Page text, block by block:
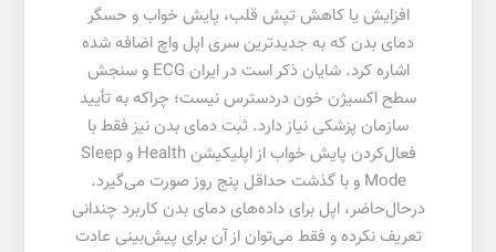
افزایش یا کاهش تپش قلب، پایش خواب و حسگر
دمای بدن که به‌ جدیدترین سری اپل واچ اضافه شده
اشاره کرد. شایان ذکر است در ایران ECG و سنجش
سطح اکسیژن خون دردسترس نیست؛ چراکه به تأیید
سازمان پزشکی نیاز دارد. ثبت دمای بدن نیز فقط با
فعال‌کردن پایش خواب از اپلیکیشن Health و Sleep
Mode و با گذشت حداقل پنج روز صورت می‌گیرد.
درحال‌حاضر، اپل برای داده‌های دمای بدن کاربرد چندانی
تعریف نکرده و فقط می‌توان از آن برای پیش‌بینی عادت